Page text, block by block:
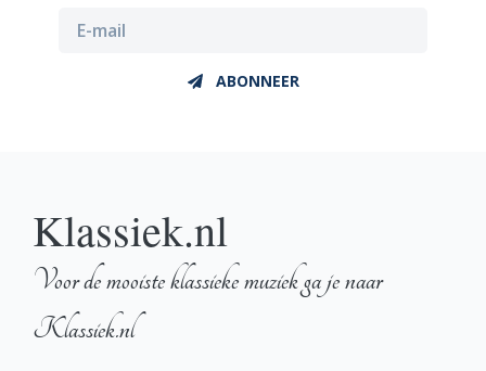
ABONNEER
Klassiek.nl
Voor de mooiste klassieke muziek ga je naar
Klassiek.nl